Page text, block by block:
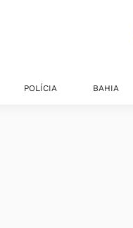
POLÍCIA BAHIA